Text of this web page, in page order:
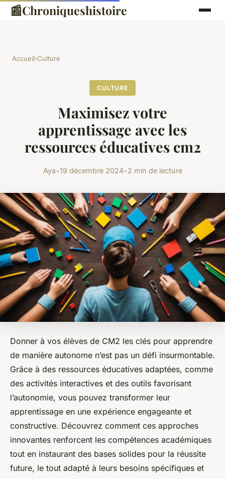
📰Chroniqueshistoire
Accueil›Culture
CULTURE
Maximisez votre
apprentissage avec les
ressources éducatives cm2
Aya•19 décembre 2024•2 min de lecture
Donner à vos élèves de CM2 les clés pour apprendre
de manière autonome n’est pas un défi insurmontable.
Grâce à des ressources éducatives adaptées, comme
des activités interactives et des outils favorisant
l’autonomie, vous pouvez transformer leur
apprentissage en une expérience engageante et
constructive. Découvrez comment ces approches
innovantes renforcent les compétences académiques
tout en instaurant des bases solides pour la réussite
future, le tout adapté à leurs besoins spécifiques et